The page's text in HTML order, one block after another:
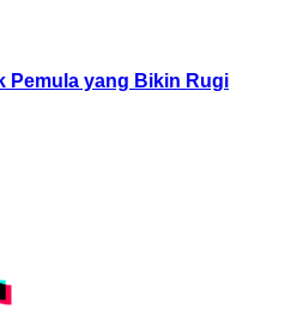
Pemula yang Bikin Rugi